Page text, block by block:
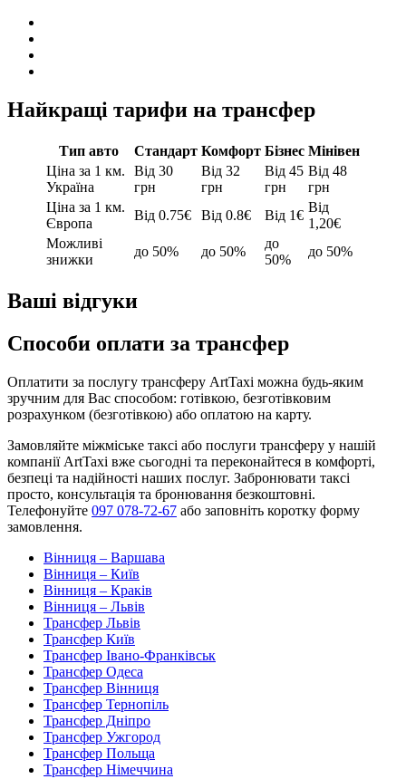
Найкращі тарифи на трансфер
Тип авто Стандарт Комфорт Бізнес Мінівен
Ціна за 1 км.
Україна
Від 30
грн
Від 32
грн
Від 45
грн
Від 48
грн
Ціна за 1 км.
Європа
Від 0.75€ Від 0.8€ Від 1€
Від
1,20€
Можливі
знижки
до 50% до 50%
до
50%
до 50%
Ваші відгуки
Способи оплати за трансфер
Оплатити за послугу трансферу ArtTaxi можна будь-яким
зручним для Вас способом: готівкою, безготівковим
розрахунком (безготівкою) або оплатою на карту.
Замовляйте міжміське таксі або послуги трансферу у нашій
компанії ArtTaxi вже сьогодні та переконайтеся в комфорті,
безпеці та надійності наших послуг. Забронювати таксі
просто, консультація та бронювання безкоштовні.
Телефонуйте 097 078-72-67 або заповніть коротку форму
замовлення.
Вінниця – Варшава
Вінниця – Київ
Вінниця – Краків
Вінниця – Львів
Трансфер Львів
Трансфер Київ
Трансфер Івано-Франківськ
Трансфер Одеса
Трансфер Вінниця
Трансфер Тернопіль
Трансфер Дніпро
Трансфер Ужгород
Трансфер Польща
Трансфер Німеччина